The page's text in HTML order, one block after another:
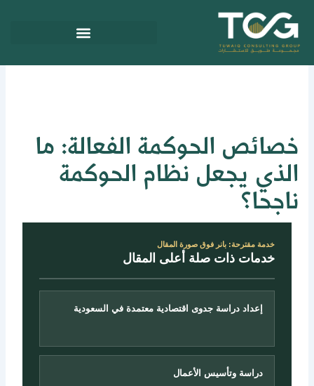
الحوكمة الفعالة: ما
يجعل نظام الحوكمة
خدمة مقترحة: بانر فوق صورة المقال
خدمات ذات صلة أعلى المقال
إعداد دراسة جدوى اقتصادية معتمدة في السعودية
دراسة وتأسيس الأعمال